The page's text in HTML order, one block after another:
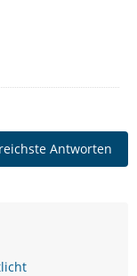
Antworten